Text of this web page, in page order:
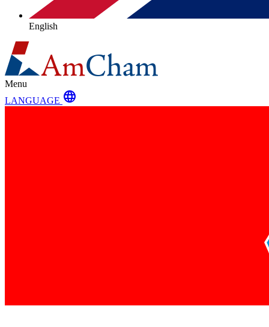
English
Menu
LANGUAGE language